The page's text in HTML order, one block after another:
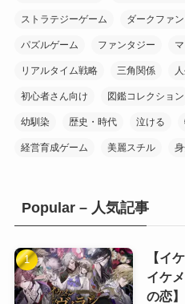
(1)
(1) (8)
(9)
(1)
ストラテジーゲーム ダークファ
パズルゲーム ファンタジー
リアルタイム戦略 三角関係
初心者さん向け 図鑑コレクション
幼馴染 歴史・時代 泣ける
経営育成ゲーム 美麗スチル
Popular – 人気記事
【イ
イケ
の恋】